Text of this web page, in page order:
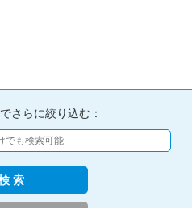
さらに絞り込む：